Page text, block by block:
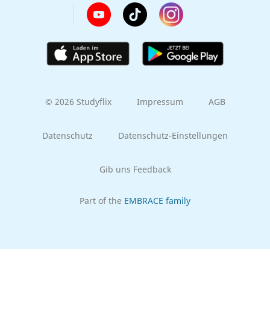
© 2026 Studyflix Impressum AGB
Datenschutz Datenschutz-Einstellungen
Gib uns Feedback
Part of the EMBRACE family